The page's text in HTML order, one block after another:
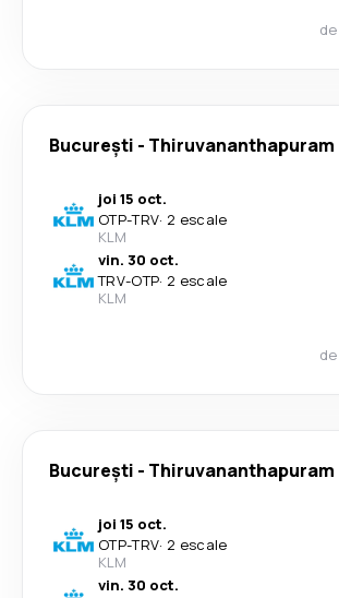
București - Thiruvananthapuram
joi 15 oct.
OTP-TRV· 2 escale
KLM
vin. 30 oct.
TRV-OTP· 2 escale
KLM
București - Thiruvananthapuram
joi 15 oct.
OTP-TRV· 2 escale
KLM
vin. 30 oct.